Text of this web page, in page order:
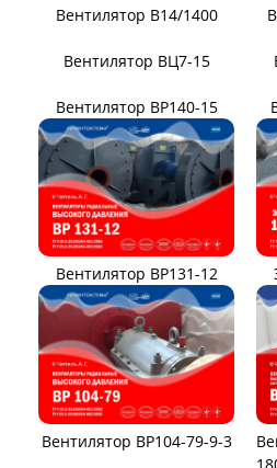
Вентилятор ВЦ 6-28
Вентилятор ВВД